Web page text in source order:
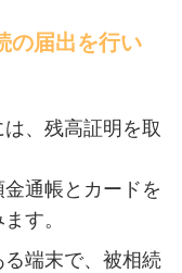
の届出を行い
、残高証明を取
通帳とカードを
す。
端末で、被相続